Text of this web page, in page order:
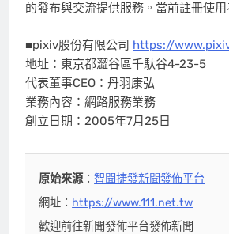
的發布與交流提供服務。當前註冊使用
■pixiv股份有限公司 https://
地址：東京都澀谷區千馱谷4-23-5
代表董事CEO：丹羽康弘
業務內容：網路服務業務
創立日期：2005年7月25日
原始來源：智聞捷發新聞發佈平台
網址： https://www.111.net.tw
歡迎前往新聞發佈平台發佈新聞